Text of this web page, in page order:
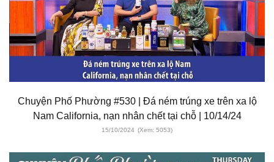
Chuyện Phố Phường #530 | Đá ném trúng xe trên xa lộ
Nam California, nạn nhân chết tại chỗ | 10/14/24
15/10/2024 (Xem: 5053)